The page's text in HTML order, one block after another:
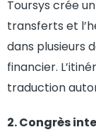
Toursys crée
transferts et
dans plusieurs
financier.
traduction
2. Congrès